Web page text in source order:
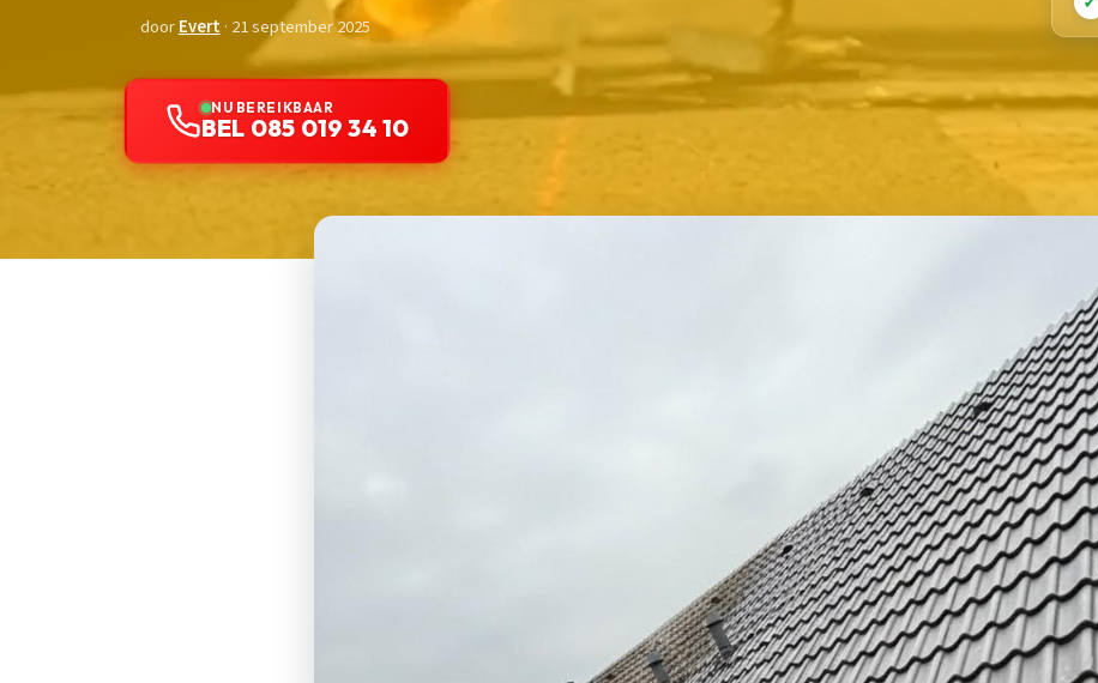
doorEvert· 21 september 2025
NU BEREIKBAAR
BEL 085 019 34 10